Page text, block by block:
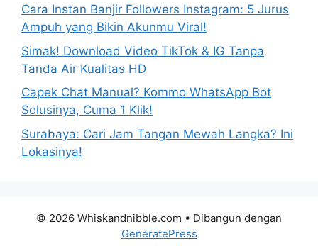
Cara Instan Banjir Followers Instagram: 5 Jurus
Ampuh yang Bikin Akunmu Viral!
Simak! Download Video TikTok & IG Tanpa
Tanda Air Kualitas HD
Capek Chat Manual? Kommo WhatsApp Bot
Solusinya, Cuma 1 Klik!
Surabaya: Cari Jam Tangan Mewah Langka? Ini
Lokasinya!
© 2026 Whiskandnibble.com • Dibangun dengan
GeneratePress